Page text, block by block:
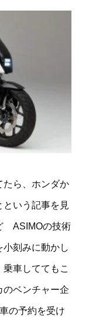
たら、ホンダか
という記事を見
ASIMOの技術
刻みに動かし
車しててもこ
ベンチャー企
の予約を受け